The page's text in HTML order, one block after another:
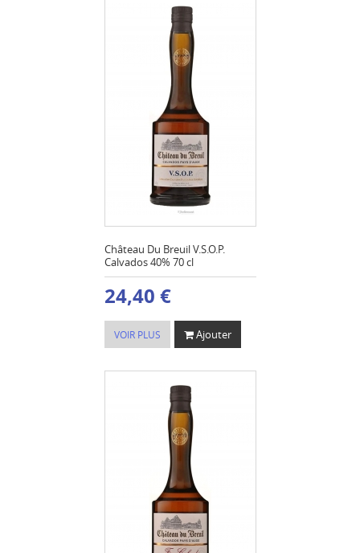
Château Du Breuil V.S.O.P.
Calvados 40% 70 cl
24,40 €
VOIR PLUS Ajouter